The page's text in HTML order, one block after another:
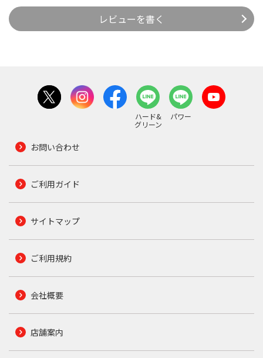
レビューを書く
ハード&
グリーン
パワー
お問い合わせ
ご利用ガイド
サイトマップ
ご利用規約
会社概要
店舗案内